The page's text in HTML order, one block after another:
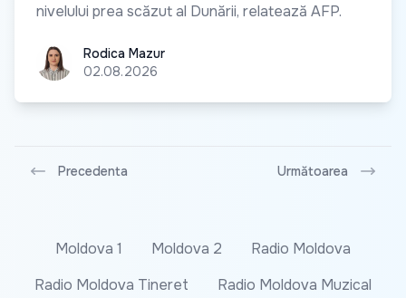
nivelului prea scăzut al Dunării, relatează AFP.
Rodica MazurRodica Mazur
02.08.2026
Precedenta Următoarea
Moldova 1 Moldova 2
Radio Moldova
Radio Moldova Tineret
Radio Moldova Muzical